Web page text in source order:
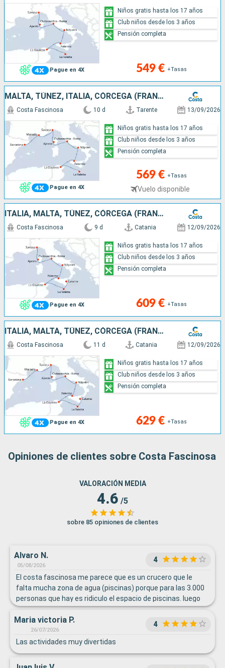
Pague en 4X 549 € +Tasas
Niños gratis hasta los 17 años
Club niños desde los 3 años
Pensión completa
MALTA, TÚNEZ, ITALIA, CÓRCEGA (FRANCIA), FRANCIA, ESPAÑA
Pague en 4X
Costa Fascinosa 10 d Tarente 13/09/2026
569 € +Tasas
Vuelo disponible
Niños gratis hasta los 17 años
Club niños desde los 3 años
Pensión completa
ITALIA, MALTA, TÚNEZ, CÓRCEGA (FRANCIA)
Pague en 4X
Costa Fascinosa 9 d Catania 12/09/2026
609 € +Tasas
Niños gratis hasta los 17 años
Club niños desde los 3 años
Pensión completa
ITALIA, MALTA, TÚNEZ, CÓRCEGA (FRANCIA), FRANCIA, ESPAÑA
Pague en 4X
Costa Fascinosa 11 d Catania 12/09/2026
629 € +Tasas
Niños gratis hasta los 17 años
Club niños desde los 3 años
Pensión completa
Opiniones de clientes sobre Costa Fascinosa
VALORACIÓN MEDIA
4.6 /5
sobre 85 opiniones de clientes
Alvaro N.
05/08/2026
4
El costa fascinosa me parece que es un crucero que le
falta mucha zona de agua (piscinas) porque para las 3.000
personas que hay es ridiculo el espacio de piscinas. luego
como comentaba anteriormente es un crucero que se hace
agobiante por la gente porque en las barras, piscinas,
restarantes la sensación de estar rodeado de gente es
permantene y se tarda tiempo en pedir comida/bebida o
incluso coger ascensores. Pese a ello la organización del
personal y el trabajo de los empleados hace que la
Maria victoria P.
26/07/2026
4
Las actividades muy divertidas